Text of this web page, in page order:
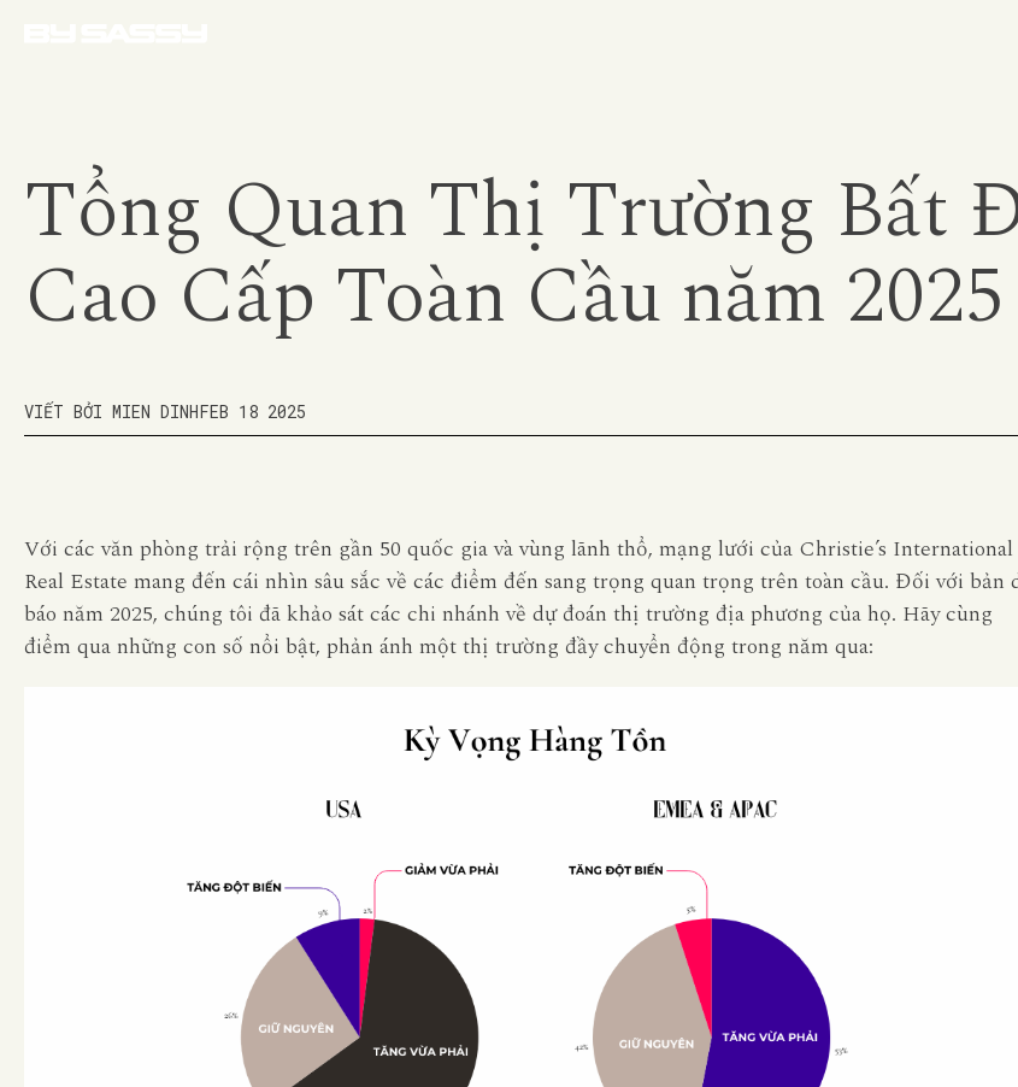
Tổng Quan Thị Trường Bất
Cao Cấp Toàn Cầu năm 2025
VIẾT BỞI MIEN DINHFEB 18 2025
Với các văn phòng trải rộng trên gần 50 quốc gia và vùng lãnh thổ, mạng lưới của Christie’s International
Real Estate mang đến cái nhìn sâu sắc về các điểm đến sang trọng quan trọng trên toàn cầu. Đối với bản
báo năm 2025, chúng tôi đã khảo sát các chi nhánh về dự đoán thị trường địa phương của họ. Hãy cùng
điểm qua những con số nổi bật, phản ánh một thị trường đầy chuyển động trong năm qua: